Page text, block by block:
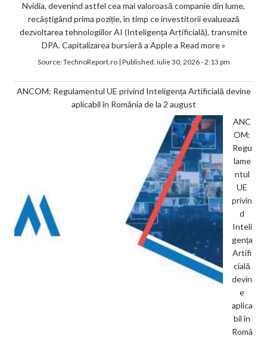
Nvidia, devenind astfel cea mai valoroasă companie din lume,
recâștigând prima poziție, în timp ce investitorii evaluează
dezvoltarea tehnologiilor AI (Inteligența Artificială), transmite
DPA. Capitalizarea bursieră a Apple a Read more »
Source:TechnoReport.ro| Published:iulie 30, 2026 - 2:13 pm
ANCOM: Regulamentul UE privind Inteligența Artificială devine
aplicabil în România de la 2 august
ANC
OM:
Regu
lame
ntul
UE
privin
d
Inteli
gența
Artifi
cială
devin
e
aplica
bil în
Româ